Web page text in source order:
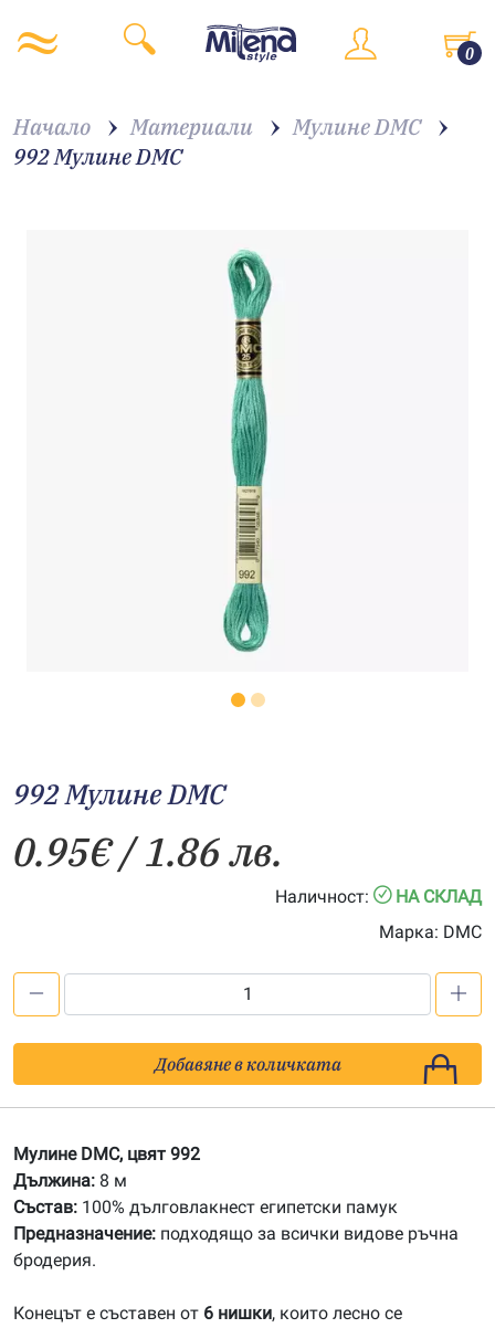
0
Начало Материали
Мулине DMC
992 Мулине DMC
992 Мулине DMC
0.95€/ 1.86 лв.
Наличност:
НА СКЛАД
Марка: DMC
Мулине
DMC
Добавяне в количката
Мулине DMC, цвят 992
Дължина: 8 м
Състав: 100% дълговлакнест египетски памук
Предназначение: подходящо за всички видове ръчна
бродерия.
Конецът е съставен от 6 нишки, които лесно се